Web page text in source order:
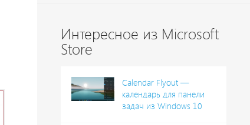
Интересное из Microsoft
Store
Calendar Flyout —
календарь для панели
задач из Windows 10